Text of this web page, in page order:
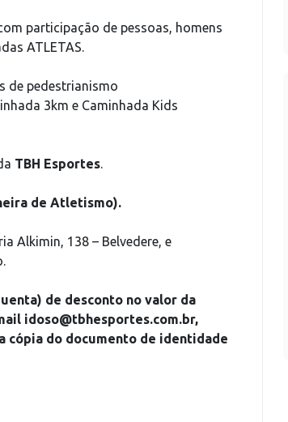
participação de pessoas, homens
ATLETAS.
de pedestrianismo
3km e Caminhada Kids
TBH Esportes.
de Atletismo).
Alkimin, 138 – Belvedere, e
de desconto no valor da
idoso@tbhesportes.com.br,
cópia do documento de identidade